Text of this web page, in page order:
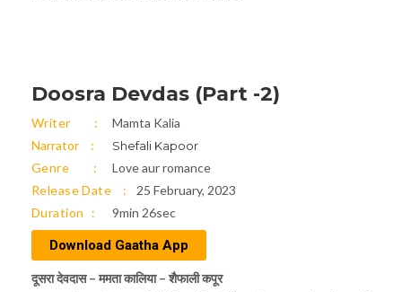
Doosra Devdas (Part -2)
Writer
Mamta Kalia
Narrator
Shefali Kapoor
Genre
Love aur romance
Release Date
25 February, 2023
Duration
9min 26sec
Download Gaatha App
दूसरा देवदास – ममता कालिया – शैफाली कपूर